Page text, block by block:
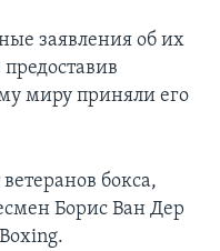
заявления об их
миру приняли его
бокса,
Борис Ван Дер